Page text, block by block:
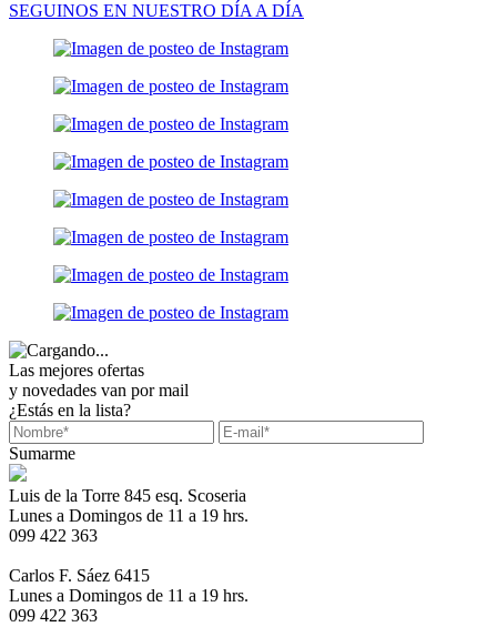
SEGUINOS EN NUESTRO DÍA A DÍA
Las mejores ofertas
y novedades van por mail
¿Estás en la lista?
Sumarme
Luis de la Torre 845 esq. Scoseria
Lunes a Domingos de 11 a 19 hrs.
099 422 363
Carlos F. Sáez 6415
Lunes a Domingos de 11 a 19 hrs.
099 422 363